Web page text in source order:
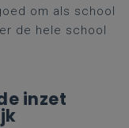
om als school
de hele school
inzet